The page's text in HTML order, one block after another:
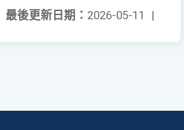
最後更新日期： 2026-05-11 |